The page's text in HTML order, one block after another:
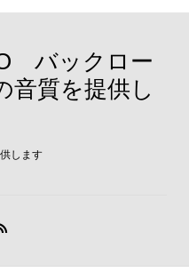
バックロー
音質を提供し
します